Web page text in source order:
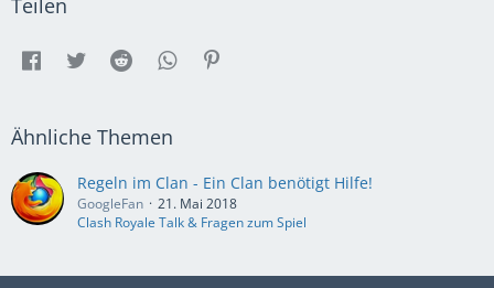
Teilen
Ähnliche Themen
Regeln im Clan - Ein Clan benötigt Hilfe!
GoogleFan
21. Mai 2018
Clash Royale Talk & Fragen zum Spiel